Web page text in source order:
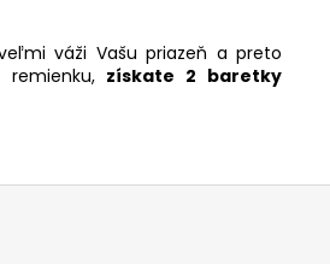
váži Vašu priazeň a preto
získate 2 baretky